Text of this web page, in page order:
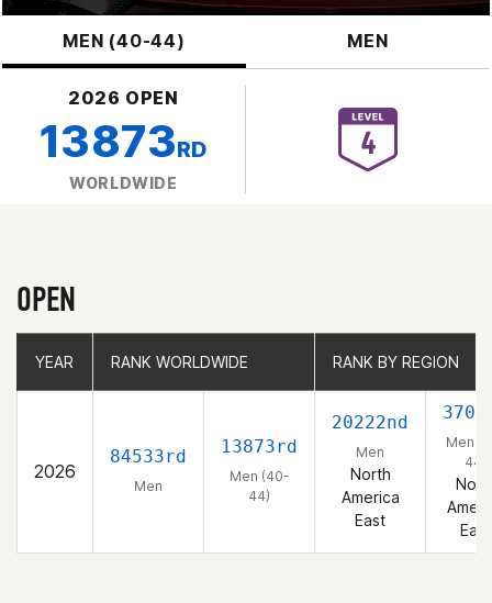
MEN (40-44) MEN
2026 OPEN
13873RD
WORLDWIDE
OPEN
YEAR RANK WORLDWIDE RANK BY REGION
2026
84533rd
Men
13873rd
Men (40-
44)
20222nd
Men
North
America
East
Men
44)
East
YEAR RANK WORLDWIDE RANK BY REGION